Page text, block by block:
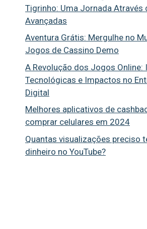
Tigrinho: Uma Jornada Através
Avançadas
Aventura Grátis: Mergulhe no
Jogos de Cassino Demo
A Revolução dos Jogos Online:
Tecnológicas e Impactos no
Digital
Melhores aplicativos de
comprar celulares em 2024
Quantas visualizações preciso
dinheiro no YouTube?